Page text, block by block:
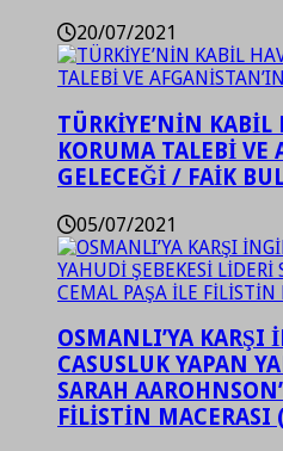
20/07/2021
TÜRKİYE’NİN
KORUMA TALEBİ VE
GELECEĞİ / FAİK
05/07/2021
OSMANLI’YA KARŞI
CASUSLUK YAPAN
SARAH
FİLİSTİN MACERASI